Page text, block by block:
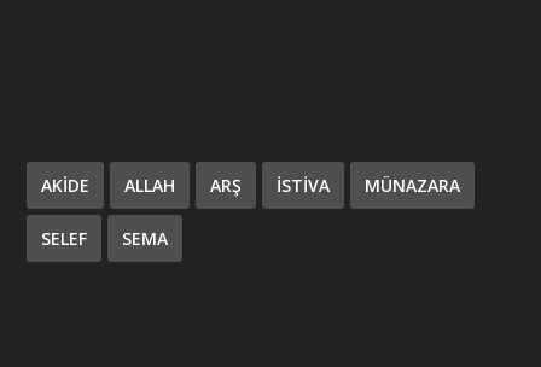
AKIDE ALLAH ARŞ ISTIVA MÜNAZARA
SELEF SEMA